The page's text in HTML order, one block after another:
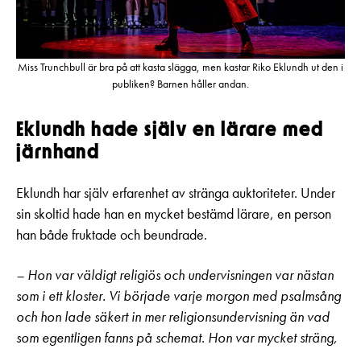
Miss Trunchbull är bra på att kasta slägga, men kastar Riko Eklundh ut den i
publiken? Barnen håller andan.
Eklundh hade själv en lärare med
järnhand
Eklundh har själv erfarenhet av stränga auktoriteter. Under
sin skoltid hade han en mycket bestämd lärare, en person
han både fruktade och beundrade.
– Hon var väldigt religiös och undervisningen var nästan
som i ett kloster. Vi började varje morgon med psalmsång
och hon lade säkert in mer religionsundervisning än vad
som egentligen fanns på schemat. Hon var mycket sträng,